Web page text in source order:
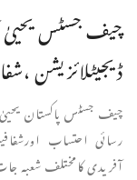
چیف جسٹس یحییٰ
ڈیجیٹلائزیشن
چیف جسٹس پاکستان
رسائی احتساب
آفریدی کامختلف شعبہ